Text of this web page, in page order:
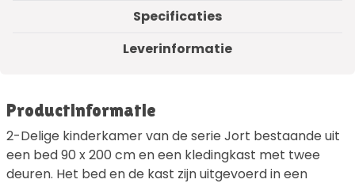
Specificaties
Leverinformatie
Productinformatie
2-Delige kinderkamer van de serie Jort bestaande uit
een bed 90 x 200 cm en een kledingkast met twee
deuren. Het bed en de kast zijn uitgevoerd in een